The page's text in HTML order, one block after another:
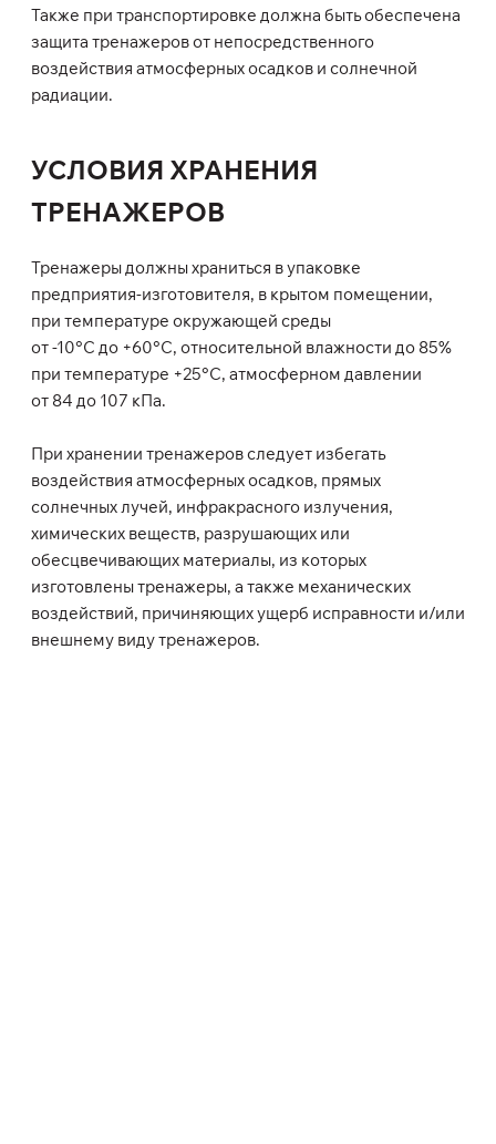
Также при транспортировке должна быть обеспечена
защита тренажеров от непосредственного
воздействия атмосферных осадков и солнечной
радиации.
УСЛОВИЯ ХРАНЕНИЯ
ТРЕНАЖЕРОВ
Тренажеры должны храниться в упаковке
предприятия-изготовителя, в крытом помещении,
при температуре окружающей среды
от -10°С до +60°С, относительной влажности до 85%
при температуре +25°С, атмосферном давлении
от 84 до 107 кПа.
При хранении тренажеров следует избегать
воздействия атмосферных осадков, прямых
солнечных лучей, инфракрасного излучения,
химических веществ, разрушающих или
обесцвечивающих материалы, из которых
изготовлены тренажеры, а также механических
воздействий, причиняющих ущерб исправности и/или
внешнему виду тренажеров.